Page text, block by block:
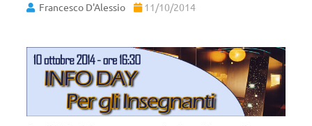
Francesco D'Alessio 11/10/2014